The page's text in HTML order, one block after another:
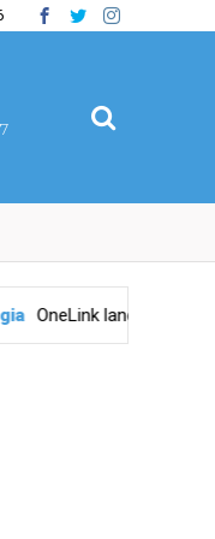
rede social para o